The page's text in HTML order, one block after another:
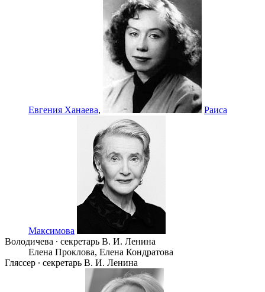
Евгения Ханаева, Раиса
Максимова
Володичева ∙ секретарь В. И. Ленина
Елена Проклова, Eлена Кондратова
Гляссер ∙ секретарь В. И. Ленина